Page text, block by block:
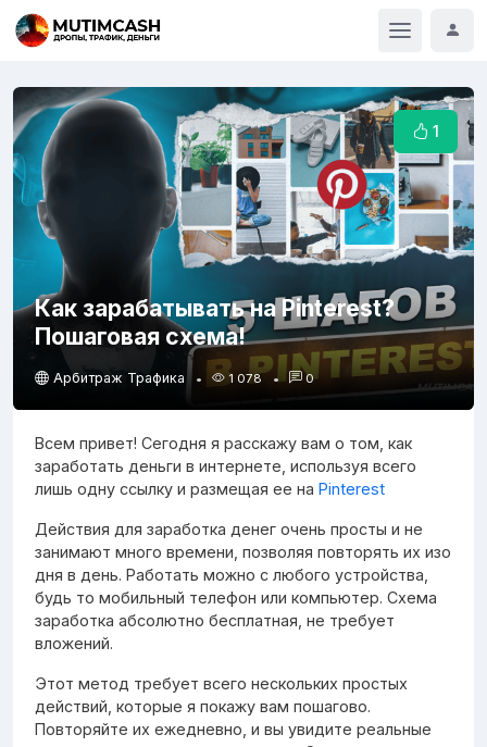
1
Как зарабатывать на Pinterest?
Пошаговая схема!
Арбитраж Трафика 1 078 0
Всем привет! Сегодня я расскажу вам о том, как
заработать деньги в интернете, используя всего
лишь одну ссылку и размещая ее на Pinterest
Действия для заработка денег очень просты и не
занимают много времени, позволяя повторять их изо
дня в день. Работать можно с любого устройства,
будь то мобильный телефон или компьютер. Схема
заработка абсолютно бесплатная, не требует
вложений.
Этот метод требует всего нескольких простых
действий, которые я покажу вам пошагово.
Повторяйте их ежедневно, и вы увидите реальные